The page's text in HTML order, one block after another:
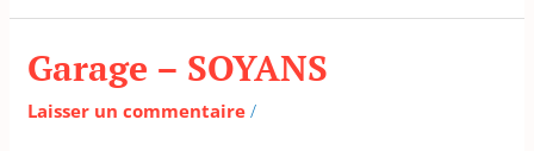
Garage – SOYANS
Laisser un commentaire /
Garage
–
SOYANS